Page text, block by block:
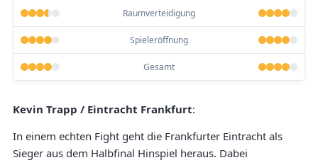
Raumverteidigung
Spieleröffnung
Gesamt
Kevin Trapp / Eintracht Frankfurt:
In einem echten Fight geht die Frankfurter Eintracht als
Sieger aus dem Halbfinal Hinspiel heraus. Dabei